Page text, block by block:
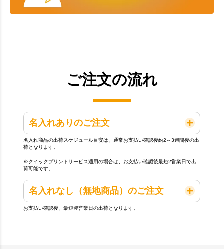
ご注文の流れ
名入れありのご注文
名入れ商品の出荷スケジュール目安は、通常お支払い確認後約2～3週間後の出
荷となります。
※クイックプリントサービス適用の場合は、お支払い確認後最短2営業日で出
荷可能です。
名入れなし（無地商品）のご注文
お支払い確認後、最短翌営業日の出荷となります。